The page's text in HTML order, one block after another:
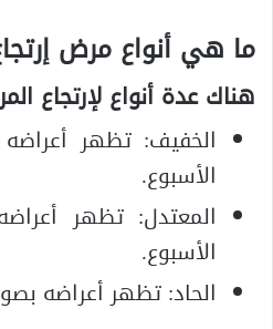
ما هي أنواع مرض
هناك عدة أنواع لإرتجاع
الخفيف: تظهر
الأسبوع.
المعتدل: تظهر
الأسبوع.
الحاد: تظهر أعراضه